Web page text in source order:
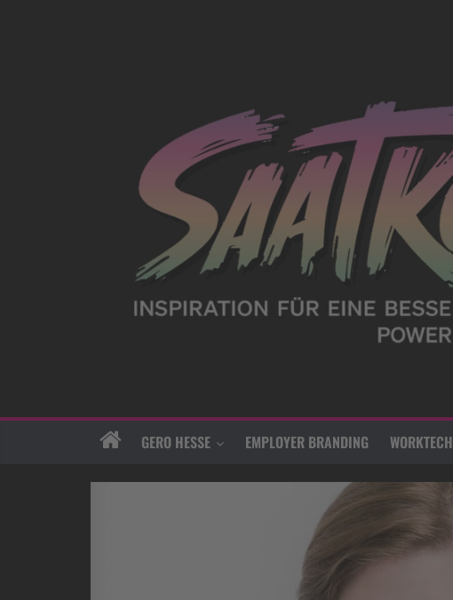
GERO HESSE EMPLOYER BRANDING WORKTECH